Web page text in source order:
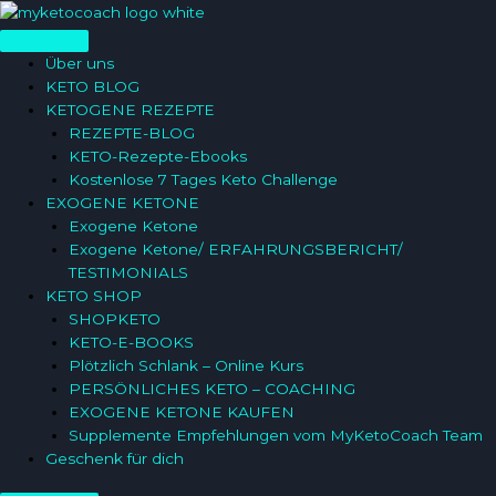
Zum
Inhalt
springenÜber uns
KETO BLOG
KETOGENE REZEPTE
REZEPTE-BLOG
KETO-Rezepte-Ebooks
Kostenlose 7 Tages Keto Challenge
EXOGENE KETONE
Exogene Ketone
Exogene Ketone/ ERFAHRUNGSBERICHT/
TESTIMONIALS
KETO SHOP
SHOPKETO
KETO-E-BOOKS
Plötzlich Schlank – Online Kurs
PERSÖNLICHES KETO – COACHING
EXOGENE KETONE KAUFEN
Supplemente Empfehlungen vom MyKetoCoach Team
Geschenk für dich